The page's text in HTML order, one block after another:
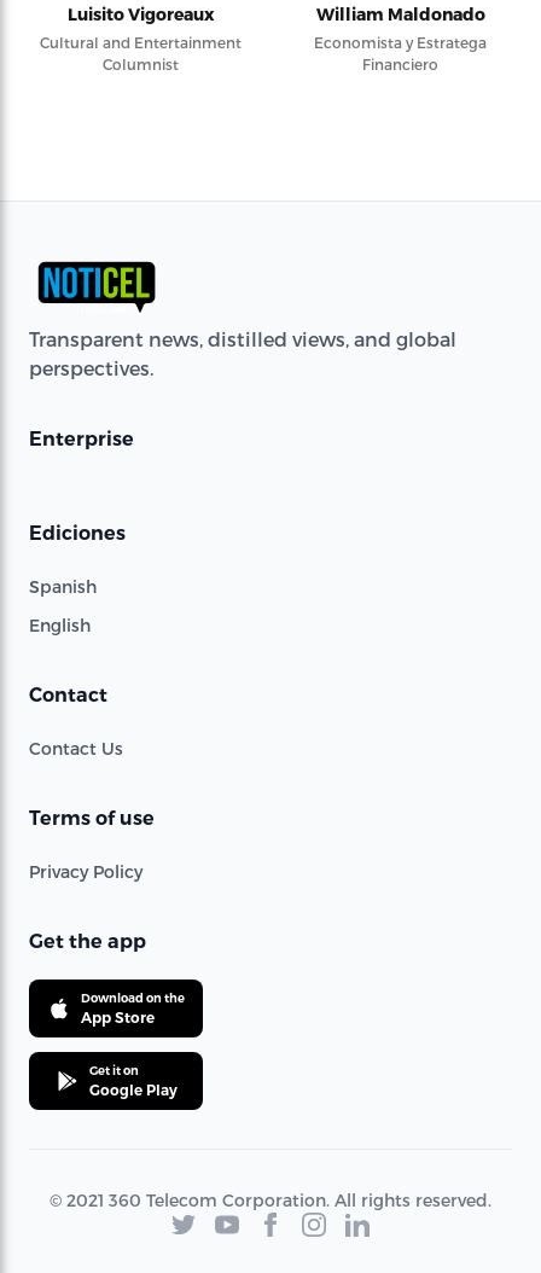
Luisito Vigoreaux
Cultural and Entertainment
Columnist
William Maldonado
Economista y Estratega
Financiero
Transparent news, distilled views, and global
perspectives.
Enterprise
Ediciones
Spanish
English
Contact
Contact Us
Terms of use
Privacy Policy
Get the app
Download on the
App Store
Get it on
Google Play
© 2021 360 Telecom Corporation. All rights reserved.